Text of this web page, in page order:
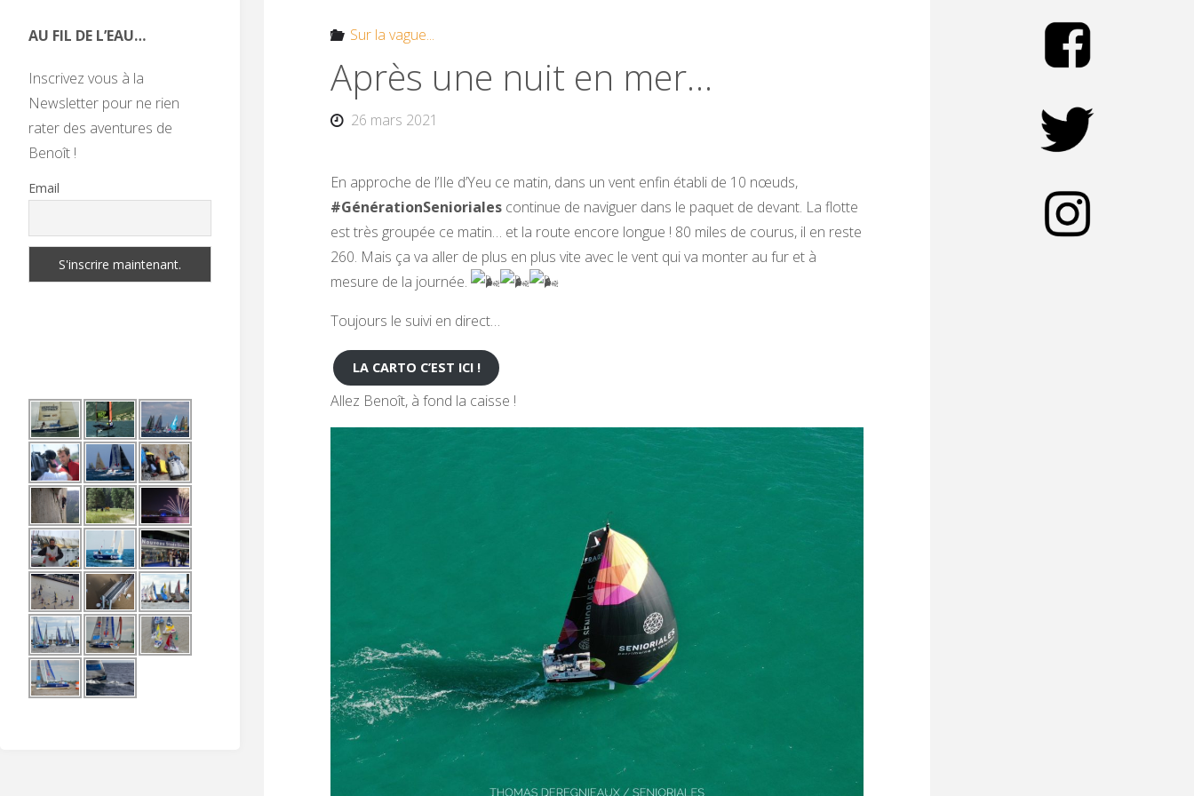
Sur la vague...
Après une nuit en mer…
26 mars 2021
En approche de l’Ile d’Yeu ce matin, dans un vent enfin établi de 10 nœuds,
#GénérationSeniorialescontinue de naviguer dans le paquet de devant. La flotte
est très groupée ce matin… et la route encore longue ! 80 miles de courus, il en reste
260. Mais ça va aller de plus en plus vite avec le vent qui va monter au fur et à
mesure de la journée.
Toujours le suivi en direct…
LA CARTO C’EST ICI !
Allez Benoît, à fond la caisse !
AU FIL DE L’EAU…
Inscrivez vous à la
Newsletter pour ne rien
rater des aventures de
Benoît !
Email